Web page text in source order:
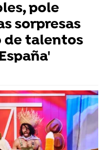
pole
sorpresas
de talentos